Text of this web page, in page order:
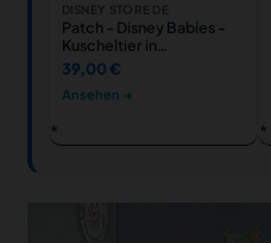
DISNEY STORE DE
Patch - Disney Babies -
Kuscheltier in
Wickeldecke
39,00 €
Ansehen →